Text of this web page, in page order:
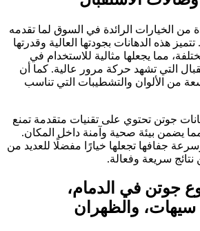
من الخيارات الرائدة في السوق لما تقدمه
هذه الدهانات بجودتها العالية وقدرتها
مما يجعلها مثالية للاستخدام في
التي تشهد حركة مرور عالية. كما أن
من الألوان والتشطيبات التي تناسب
جوتن تحتوي على تقنيات متقدمة تمنع
مما يضمن بيئة صحية وآمنة داخل المكان.
جفافها تجعلها خيارًا مفضلًا للعديد من
نتائج سريعة وفعالة.
جوتن في الدمام،
سيهات، والظهران